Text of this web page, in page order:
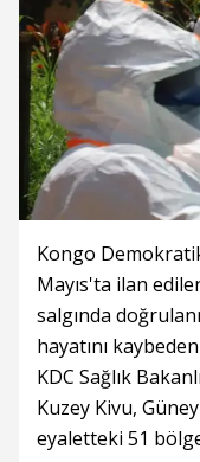
Kongo
Mayıs'ta ilan
salgında
hayatını
KDC Sağlık
Kuzey Kivu,
eyaletteki 51